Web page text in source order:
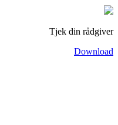
Tjek din rådgiver
Download